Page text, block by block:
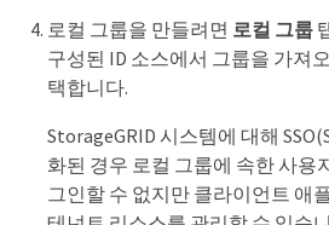
로컬 그룹을 만들려면 로컬 그룹
구성된 ID 소스에서 그룹을 가져
택합니다.
StorageGRID 시스템에 대해
화된 경우 로컬 그룹에 속한 사용
그인할 수 없지만 클라이언트 애